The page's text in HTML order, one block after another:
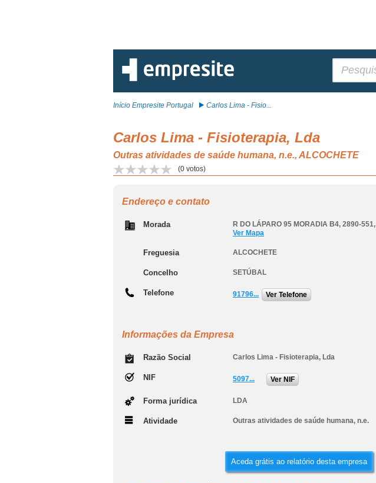
Início Empresite Portugal Carlos Lima - Fisio...
Carlos Lima - Fisioterapia, Lda
Outras atividades de saúde humana, n.e., ALCOCHETE
(0 votos)
Endereço e contato
Morada R DO LÁPARO 95 MORADIA B4, 2890-551,
Ver Mapa
Freguesia ALCOCHETE
Concelho SETÚBAL
Telefone 91796... Ver Telefone
Informações da Empresa
Razão Social Carlos Lima - Fisioterapia, Lda
NIF 5097... Ver NIF
Forma jurídica LDA
Atividade Outras atividades de saúde humana, n.e.
Aceda grátis ao relatório desta empresa